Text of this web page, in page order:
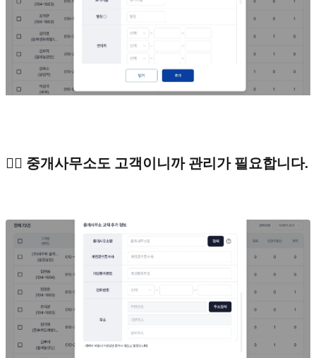
🙋‍♂️ 중개사무소도 고객이니까 관리가 필요합니다.